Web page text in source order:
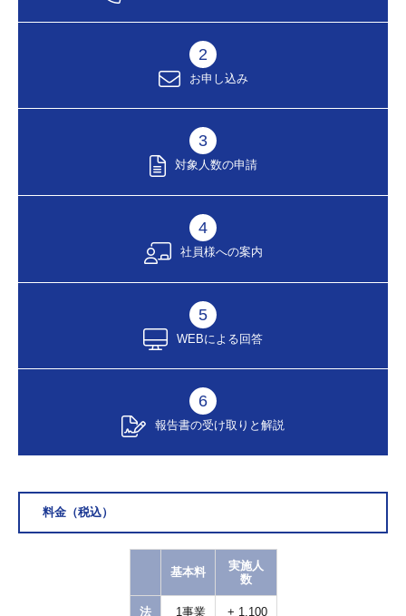
2
お申し込み
3
対象人数の申請
4
社員様への案内
5
WEBによる回答
6
報告書の受け取りと解説
料金（税込）
基本料
実施人
数
法 1事業 + 1,100